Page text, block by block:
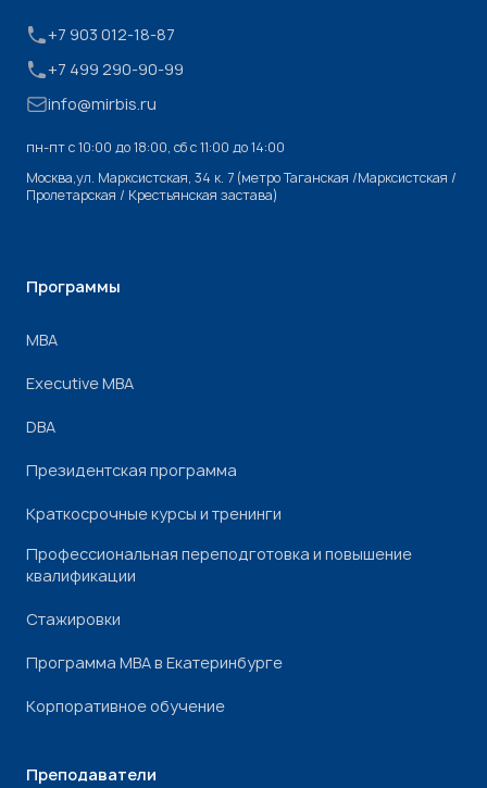
+7 903 012-18-87
+7 499 290-90-99
info@mirbis.ru
пн-пт с 10:00 до 18:00, cб с 11:00 до 14:00
Москва,ул. Марксистская, 34 к. 7 (метро Таганская /Марксистская /
Пролетарская / Крестьянская застава)
Программы
МВА
Executive MBA
DBA
Президентская программа
Краткосрочные курсы и тренинги
Профессиональная переподготовка и повышение
квалификации
Стажировки
Программа МВА в Екатеринбурге
Корпоративное обучение
Преподаватели